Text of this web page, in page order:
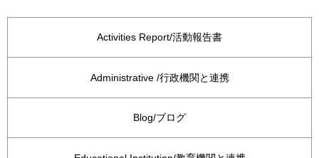
Activities Report/活動報告書
Administrative /行政機関と連携
Blog/ブログ